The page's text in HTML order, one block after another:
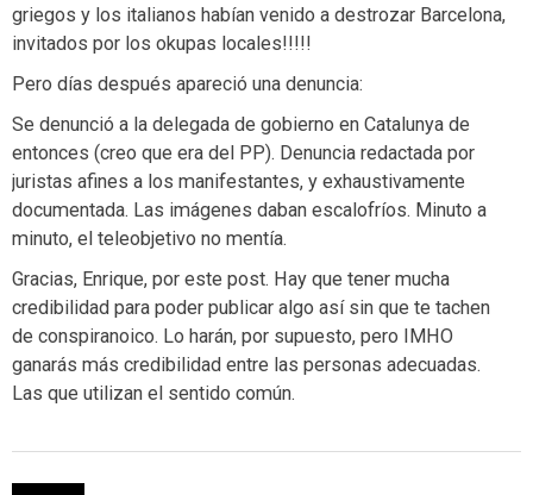
griegos y los italianos habían venido a destrozar Barcelona,
invitados por los okupas locales!!!!!
Pero días después apareció una denuncia:
Se denunció a la delegada de gobierno en Catalunya de
entonces (creo que era del PP). Denuncia redactada por
juristas afines a los manifestantes, y exhaustivamente
documentada. Las imágenes daban escalofríos. Minuto a
minuto, el teleobjetivo no mentía.
Gracias, Enrique, por este post. Hay que tener mucha
credibilidad para poder publicar algo así sin que te tachen
de conspiranoico. Lo harán, por supuesto, pero IMHO
ganarás más credibilidad entre las personas adecuadas.
Las que utilizan el sentido común.